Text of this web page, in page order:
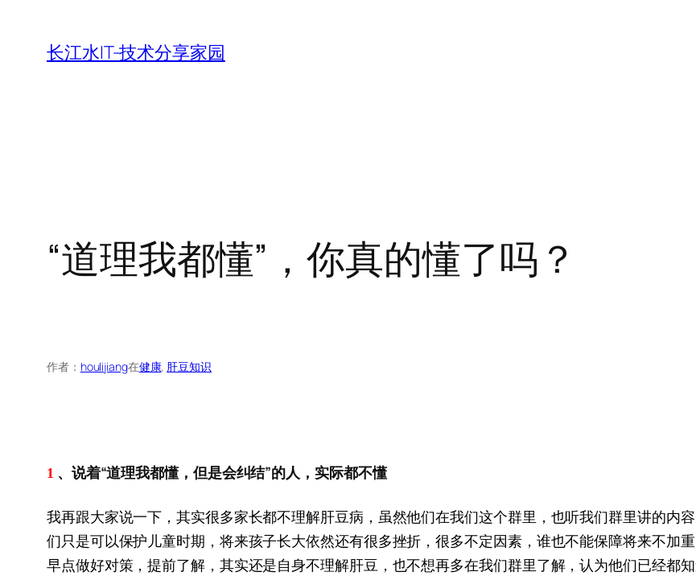
长江水IT-技术分享家园
“道理我都懂”，你真的懂了吗？
作者： houlijiang在健康, 肝豆知识
1 、说着“道理我都懂，但是会纠结”的人，实际都不懂
我再跟大家说一下，其实很多家长都不理解肝豆病，虽然他们在我们这个群里，也听我们群里讲的内
们只是可以保护儿童时期，将来孩子长大依然还有很多挫折，很多不定因素，谁也不能保障将来不加
早点做好对策，提前了解，其实还是自身不理解肝豆，也不想再多在我们群里了解，认为他们已经都知